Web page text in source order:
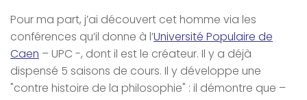
Pour ma part, j’ai découvert cet homme via les
conférences qu’il donne à l’Université Populaire de
Caen – UPC -, dont il est le créateur. Il y a déjà
dispensé 5 saisons de cours. Il y développe une
"contre histoire de la philosophie" : il démontre que –